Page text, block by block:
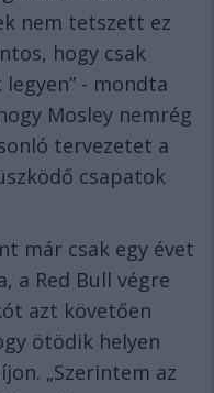
nem tetszett ez
hogy csak
- mondta
Mosley nemrég
tervezetet a
csapatok
már csak egy évet
a Red Bull végre
azt követően
ötödik helyen
„Szerintem az